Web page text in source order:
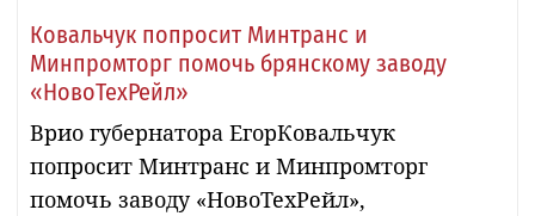
Ковальчук попросит Минтранс и
Минпромторг помочь брянскому заводу
«НовоТехРейл»
Врио губернатора ЕгорКовальчук
попросит Минтранс и Минпромторг
помочь заводу «НовоТехРейл»,